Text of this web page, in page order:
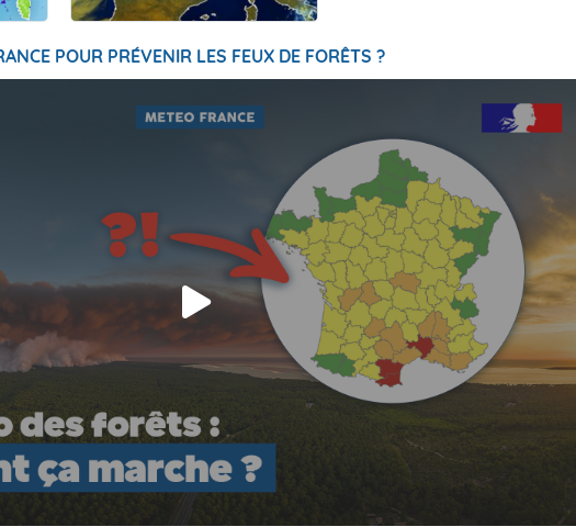
POUR PRÉVENIR LES FEUX DE FORÊTS ?